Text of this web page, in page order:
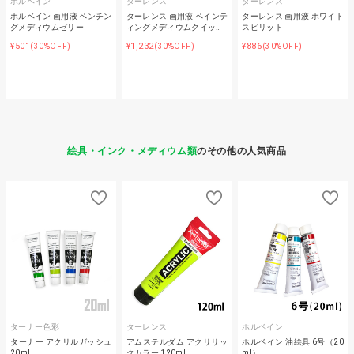
ホルベイン 画用液 ペンチン
グメディウムゼリー
¥501 (30%OFF)
ターレンス 画用液 ペインテ
ィングメディウムクイッ…
¥1,232(30%OFF)
ターレンス 画用液 ホワイト
スピリット
¥886(30%OFF)
絵具・インク・メディウム類のその他の人気商品
ターナー色彩
ターナー アクリルガッシュ
ターレンス
アムステルダム アクリリッ
ホルベイン
ホルベイン 油絵具 6号（20